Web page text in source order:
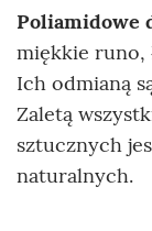
Poliamidowe
miękkie runo,
Ich odmianą
Zaletą
sztucznych
naturalnych.